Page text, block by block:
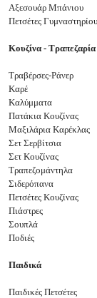
Αξεσουάρ Μπάνιου
Πετσέτες Γυμναστηρίου
Κουζίνα - Τραπεζαρία
Τραβέρσες-Ράνερ
Καρέ
Καλύμματα
Πατάκια Κουζίνας
Μαξιλάρια Καρέκλας
Σετ Σερβίτσια
Σετ Κουζίνας
Τραπεζομάντηλα
Σιδερόπανα
Πετσέτες Κουζίνας
Πιάστρες
Σουπλά
Ποδιές
Παιδικά
Παιδικές Πετσέτες